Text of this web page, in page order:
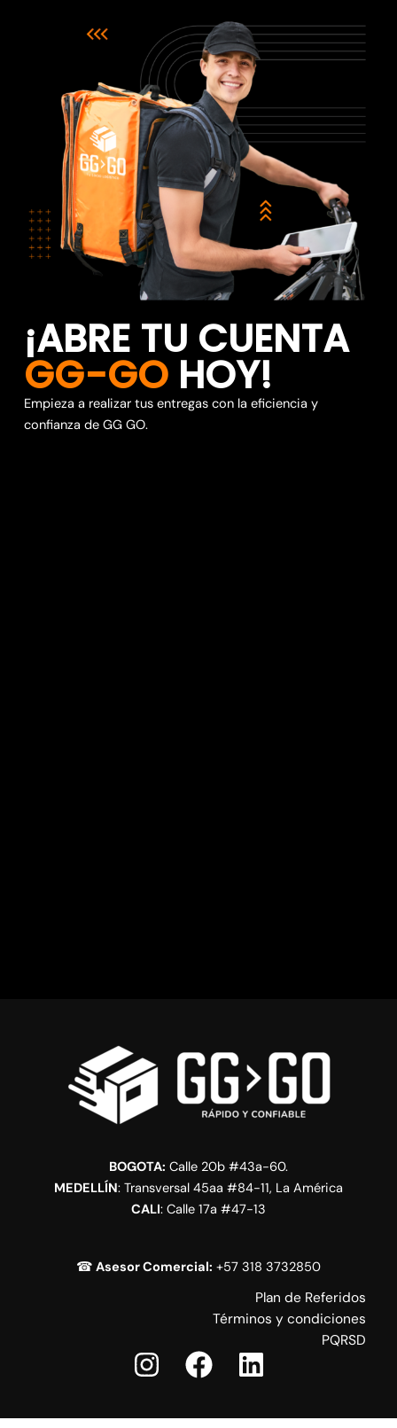
¡ABRE TU CUENTA
GG-GO HOY!
Empieza a realizar tus entregas con la eficiencia y
confianza de GG GO.
BOGOTA: Calle 20b #43a-60.
MEDELLÍN: Transversal 45aa #84-11, La América
CALI: Calle 17a #47-13
☎ Asesor Comercial: +57 318 3732850
Plan de Referidos
Términos y condiciones
PQRSD